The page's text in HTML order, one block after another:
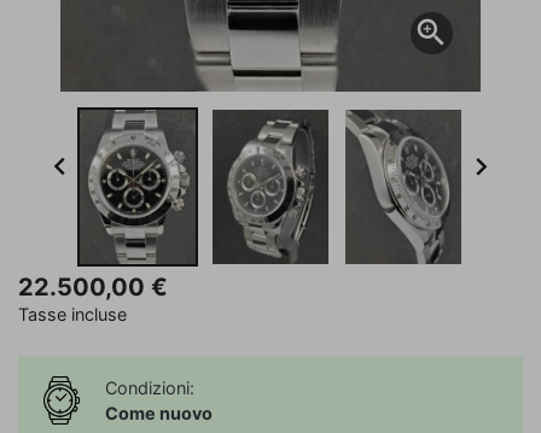

 
22.500,00 €
Tasse incluse
Condizioni:
Come nuovo